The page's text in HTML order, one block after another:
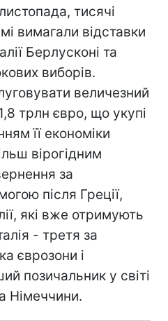
тисячі
вимагали відставки
Берлусконі та
виборів.
величезний
трлн євро, що укупі
її економіки
вірогідним
за
після Греції,
які вже отримують
- ​​третя за
єврозони і
позичальник у світі
Німеччини.